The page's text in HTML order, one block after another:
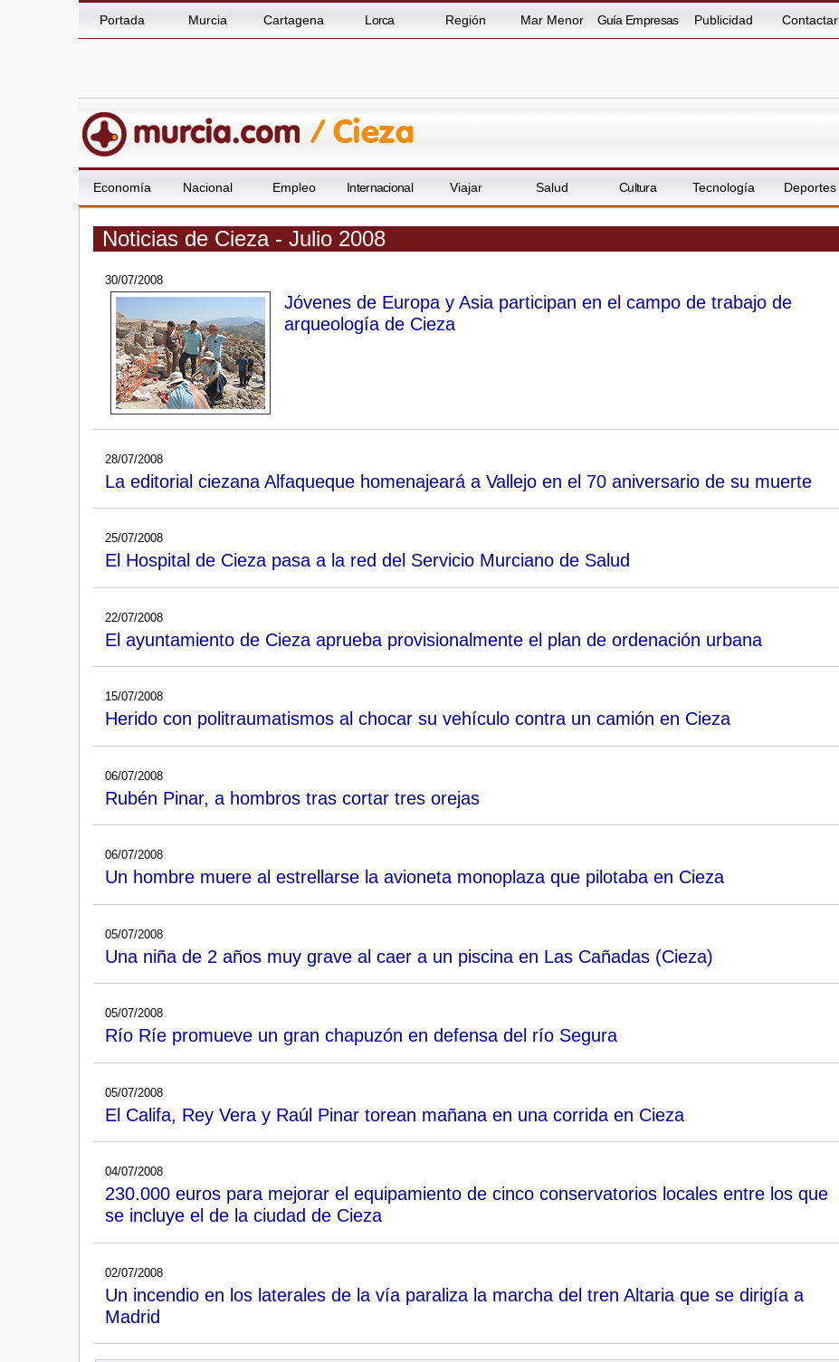
Portada Murcia Cartagena Lorca Región Mar Menor Guía Empresas Publicidad Contactar
Economía Nacional Empleo Internacional Viajar Salud Cultura Tecnología Deportes
Noticias de Cieza - Julio 2008
30/07/2008
Jóvenes de Europa y Asia participan en el campo de trabajo de
arqueología de Cieza
28/07/2008
La editorial ciezana Alfaqueque homenajeará a Vallejo en el 70 aniversario de su muerte
25/07/2008
El Hospital de Cieza pasa a la red del Servicio Murciano de Salud
22/07/2008
El ayuntamiento de Cieza aprueba provisionalmente el plan de ordenación urbana
15/07/2008
Herido con politraumatismos al chocar su vehículo contra un camión en Cieza
06/07/2008
Rubén Pinar, a hombros tras cortar tres orejas
06/07/2008
Un hombre muere al estrellarse la avioneta monoplaza que pilotaba en Cieza
05/07/2008
Una niña de 2 años muy grave al caer a un piscina en Las Cañadas (Cieza)
05/07/2008
Río Ríe promueve un gran chapuzón en defensa del río Segura
05/07/2008
El Califa, Rey Vera y Raúl Pinar torean mañana en una corrida en Cieza
04/07/2008
230.000 euros para mejorar el equipamiento de cinco conservatorios locales entre los que
se incluye el de la ciudad de Cieza
02/07/2008
Un incendio en los laterales de la vía paraliza la marcha del tren Altaria que se dirigía a
Madrid